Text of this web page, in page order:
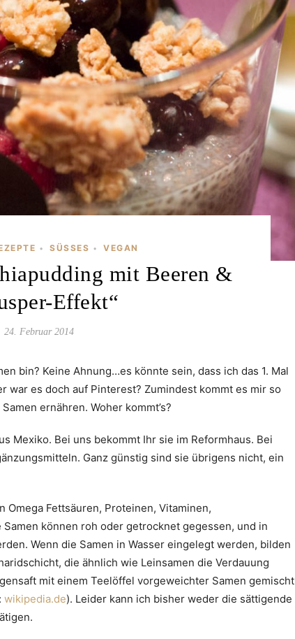
• SÜSSES • VEGAN
mit Beeren &
Effekt“
24. Februar 2014
bin? Keine Ahnung…es könnte sein, dass ich das 1. Mal
war es doch auf Pinterest? Zumindest kommt es mir so
ernähren. Woher kommt’s?
Mexiko. Bei uns bekommt Ihr sie im Reformhaus. Bei
Ganz günstig sind sie übrigens nicht, ein
Omega Fettsäuren, Proteinen, Vitaminen,
können roh oder getrocknet gegessen, und in
Wenn die Samen in Wasser eingelegt werden, bilden
die ähnlich wie Leinsamen die Verdauung
mit einem Teelöffel vorgeweichter Samen gemischt
wikipedia.de). Leider kann ich bisher weder die sättigende